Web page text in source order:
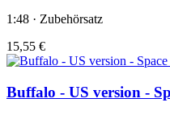
1:48 · Zubehörsatz
15,55 €
Buffalo - US version -